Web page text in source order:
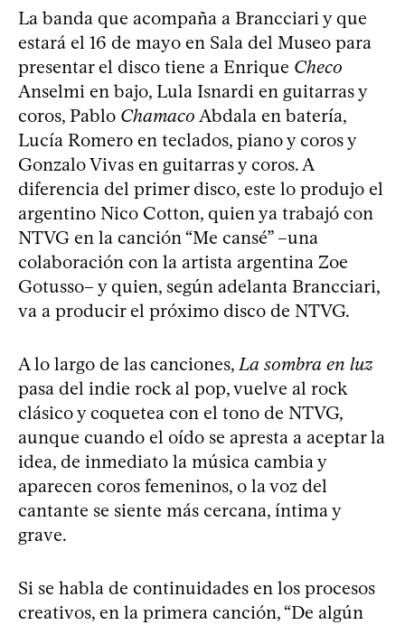
La banda que acompaña a Brancciari y que
estará el 16 de mayo en Sala del Museo para
presentar el disco tiene a Enrique Checo
Anselmi en bajo, Lula Isnardi en guitarras y
coros, Pablo Chamaco Abdala en batería,
Lucía Romero en teclados, piano y coros y
Gonzalo Vivas en guitarras y coros. A
diferencia del primer disco, este lo produjo el
argentino Nico Cotton, quien ya trabajó con
NTVG en la canción “Me cansé” –una
colaboración con la artista argentina Zoe
Gotusso– y quien, según adelanta Brancciari,
va a producir el próximo disco de NTVG.
A lo largo de las canciones,La sombra en luz
pasa del indie rock al pop, vuelve al rock
clásico y coquetea con el tono de NTVG,
aunque cuando el oído se apresta a aceptar la
idea, de inmediato la música cambia y
aparecen coros femeninos, o la voz del
cantante se siente más cercana, íntima y
grave.
Si se habla de continuidades en los procesos
creativos, en la primera canción, “De algún